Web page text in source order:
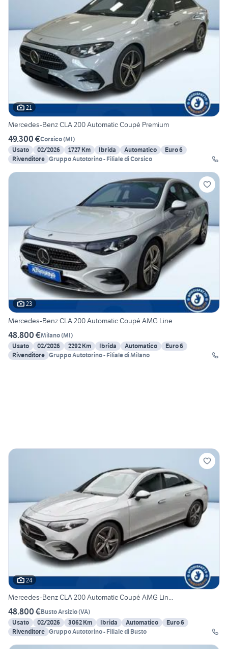
21
Mercedes-Benz CLA 200 Automatic Coupé Premium
49.300 €Corsico(MI)
Usato
02/2026 1727 Km Ibrida Automatico
Euro 6
Rivenditore Gruppo Autotorino - Filiale di Corsico
23
Mercedes-Benz CLA 200 Automatic Coupé AMG Line
48.800 €Milano(MI)
Usato
02/2026 2292 Km Ibrida Automatico
Euro 6
Rivenditore Gruppo Autotorino - Filiale di Milano
24
Mercedes-Benz CLA 200 Automatic Coupé AMG Lin...
48.800 €Busto Arsizio(VA)
Usato
02/2026 3062 Km Ibrida Automatico
Euro 6
Rivenditore Gruppo Autotorino - Filiale di Busto